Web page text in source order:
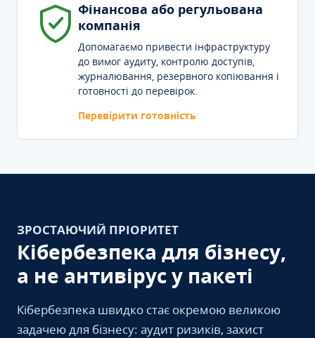
Фінансова або регульована
компанія
Допомагаємо привести інфраструктуру
до вимог аудиту, контролю доступів,
журналювання, резервного копіювання і
готовності до перевірок.
Перевірити готовність
ЗРОСТАЮЧИЙ ПРІОРИТЕТ
Кібербезпека для бізнесу,
а не антивірус у пакеті
Кібербезпека швидко стає окремою великою
задачею для бізнесу: аудит ризиків, захист